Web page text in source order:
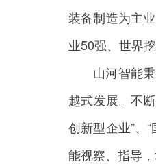
装备制造为主
业50强、世界
山河智能
越式发展。不
创新型企业”、
能视察、指导